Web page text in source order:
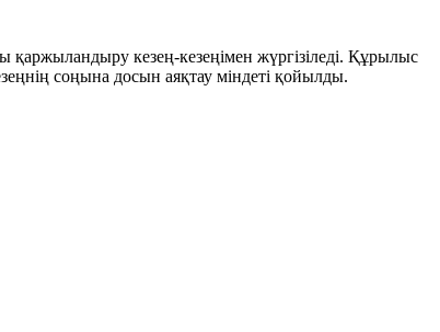
кезең-кезеңімен жүргізіледі. Құрылыс
соңына досын аяқтау міндеті қойылды.